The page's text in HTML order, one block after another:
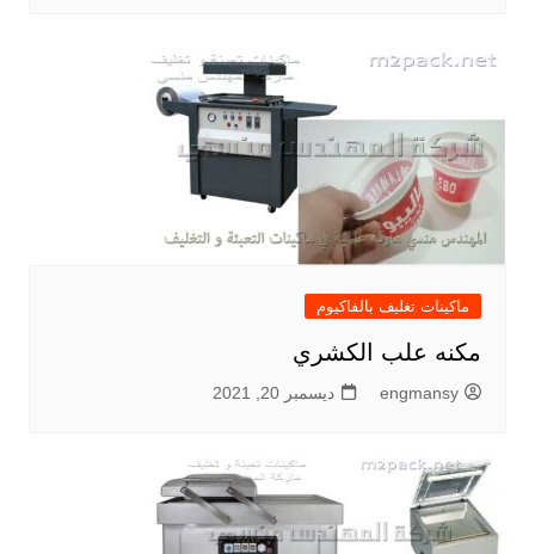
ماكينات تغليف بالفاكيوم
مكنه علب الكشري
engmansy ديسمبر 20, 2021